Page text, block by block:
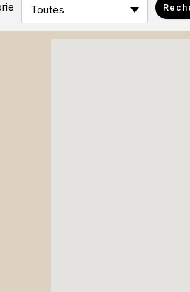
Toutes